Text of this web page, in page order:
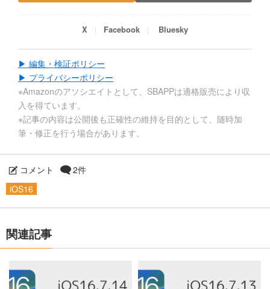
X Facebook Bluesky
▶ 編集・検証ポリシー
▶ プライバシーポリシー
※Amazonのアソシエイトとして、SBAPPは適格販売により収
入を得ています。
※記事の内容は公開後も正確性の維持を目的として、随時加
筆・修正を行う場合があります。
コメント
2件
iOS16
関連記事